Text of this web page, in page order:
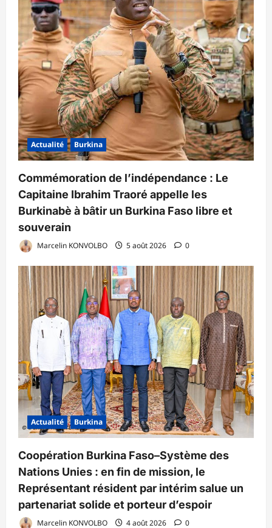
Actualité Burkina
Commémoration de l’indépendance : Le
Capitaine Ibrahim Traoré appelle les
Burkinabè à bâtir un Burkina Faso libre et
souverain
Marcelin KONVOLBO 5 août 2026 0
Actualité Burkina
Coopération Burkina Faso–Système des
Nations Unies : en fin de mission, le
Représentant résident par intérim salue un
partenariat solide et porteur d’espoir
Marcelin KONVOLBO 4 août 2026 0